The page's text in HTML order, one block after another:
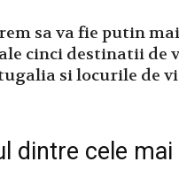
sa va fie putin
cinci destinatii
si locurile de
dintre cele